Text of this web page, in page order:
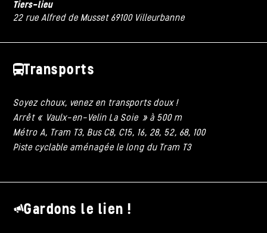
Tiers-lieu
22 rue Alfred de Musset 69100 Villeurbanne
Transports
Soyez choux, venez en transports doux !
Arrêt « Vaulx-en-Velin La Soie » à 500 m
Métro A, Tram T3, Bus C8, C15, 16, 28, 52, 68, 100
Piste cyclable aménagée le long du Tram T3
Gardons le lien !